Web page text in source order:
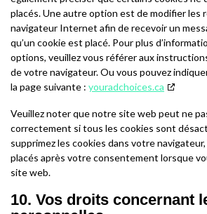
placés. Une autre option est de modifier les
navigateur Internet afin de recevoir un
qu’un cookie est placé. Pour plus
options, veuillez vous référer aux
de votre navigateur. Ou vous pouvez
la page suivante : youradchoices.ca
Veuillez noter que notre site web peut ne
correctement si tous les cookies sont
supprimez les cookies dans votre
placés après votre consentement lorsque
site web.
10. Vos droits concernant